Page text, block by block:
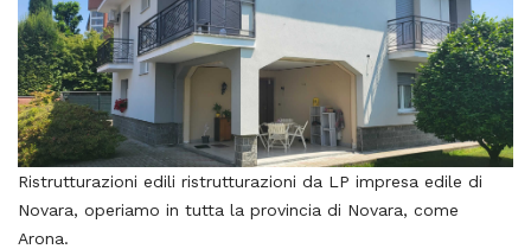
Ristrutturazioni edili ristrutturazioni da LP impresa edile di
Novara, operiamo in tutta la provincia di Novara, come
Arona.